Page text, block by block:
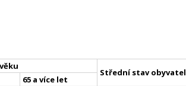
Střední stav obyvatel
65 a více let